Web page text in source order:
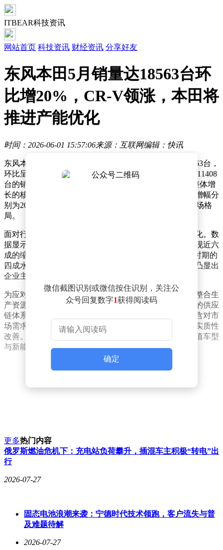
ITBEAR科技资讯
网站首页 科技资讯 财经资讯 分享好友
东风本田5月销量达18563台环
比增20%，CR-V领涨，本田将
推进产能优化
时间：2026-06-01 15:57:06来源：互联网编辑：快讯
东风本田近日公布了最新销售数据，5月份实现销量18563台，
环比呈现20%的增长态势。在细分车型表现中，CR-V以11408
台的销量成绩领跑，环比增长幅度达30.4%，成为拉动整体增
长的核心动力。英仕派与思域同样保持上升势头，环比增幅分
别为20.7%和17.4%，展现出多款主力车型协同发力的市场格
局。
面对行业变革压力，本田在中国市场的战略调整持续深化。数
据显示，2025年本田在华产量为68万辆，较历史峰值出现近六
成的缩减，同期销量同比下降24%至64万辆，仅为巅峰时期的
四成水平。这种量级收缩既反映出市场环境的变化，也凸显出
企业主动优化产能结构的决心。
为应对当前挑战，本田正加速推进产能优化进程。通过整合生
产资源、提升运营效率等措施，企业旨在构建更具韧性的供应
链体系。这种调整不仅涉及生产环节的精益管理，更包含对市
场需求的精准研判，以期在行业转型期实现盈利能力的实质性
改善。相关人士透露，未来产能布局将更侧重于高附加值车型
与新能源领域，以适应消费升级趋势。
微信截图识别或微信按住识别，关注公
众号回复数字1获得阅读码
确定
更多热门内容
俄罗斯燃油危机下：充电站负荷攀升，插混车主积极“转电”出
行
2026-07-27
固态电池浪潮来袭：宁德时代技术领跑，客户流失与普
及难题待解
2026-07-27